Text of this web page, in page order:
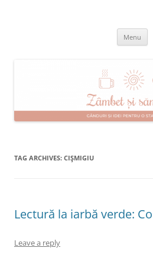
Menu
TAG ARCHIVES: CIŞMIGIU
Lectură la iarbă verde:
Leave a reply